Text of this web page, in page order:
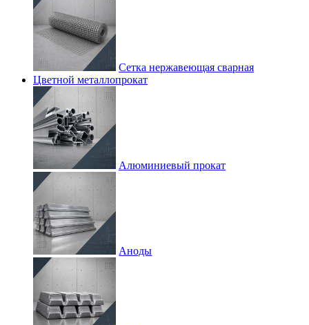
Сетка нержавеющая сварная
Цветной металлопрокат
Алюминиевый прокат
Аноды